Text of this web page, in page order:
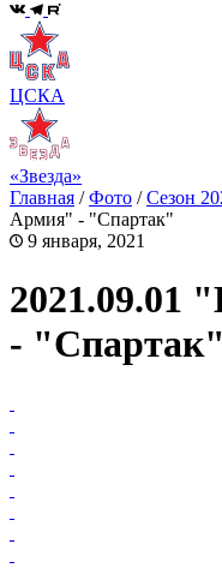
ЦСКА
«Звезда»
Главная /Фото /Сезон
Армия" - "Спартак"
9 января, 2021
2021.09.01
- "Спартак"